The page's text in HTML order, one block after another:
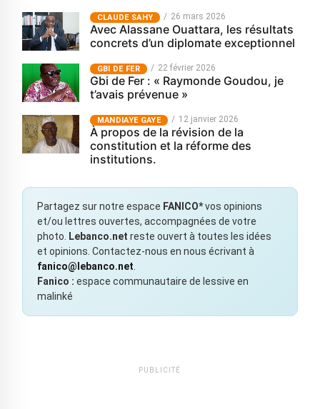
CLAUDE SAHY 26 mars 2026
Avec Alassane Ouattara, les résultats
concrets d’un diplomate exceptionnel
GBI DE FER 22 février 2026
Gbi de Fer : « Raymonde Goudou, je
t’avais prévenue »
MANDIAYE GAYE 12 janvier 2026
À propos de la révision de la
constitution et la réforme des
institutions.
Partagez sur notre espace FANICO*vos opinions
et/ou lettres ouvertes, accompagnées de votre
photo. Lebanco.net reste ouvert à toutes les idées
et opinions. Contactez-nous en nous écrivant à
fanico@lebanco.net.
Fanico : espace communautaire de lessive en
malinké
PUBLICITÉ